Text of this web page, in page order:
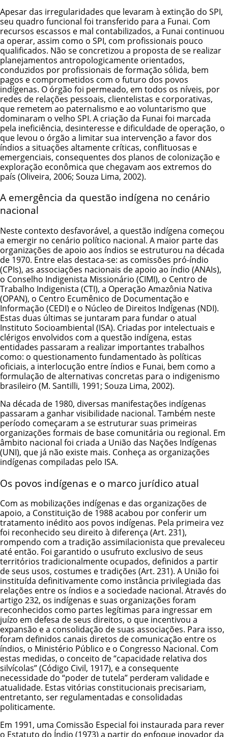
Apesar das irregularidades que levaram à extinção do SPI,
seu quadro funcional foi transferido para a Funai. Com
recursos escassos e mal contabilizados, a Funai continuou
a operar, assim como o SPI, com profissionais pouco
qualificados. Não se concretizou a proposta de se realizar
planejamentos antropologicamente orientados,
conduzidos por profissionais de formação sólida, bem
pagos e comprometidos com o futuro dos povos
indígenas. O órgão foi permeado, em todos os níveis, por
redes de relações pessoais, clientelistas e corporativas,
que remetem ao paternalismo e ao voluntarismo que
dominaram o velho SPI. A criação da Funai foi marcada
pela ineficiência, desinteresse e dificuldade de operação, o
que levou o órgão a limitar sua intervenção a favor dos
índios a situações altamente críticas, conflituosas e
emergenciais, consequentes dos planos de colonização e
exploração econômica que chegavam aos extremos do
país (Oliveira, 2006; Souza Lima, 2002).
A emergência da questão indígena no cenário
nacional
Neste contexto desfavorável, a questão indígena começou
a emergir no cenário político nacional. A maior parte das
organizações de apoio aos índios se estruturou na década
de 1970. Entre elas destaca-se: as comissões pró-índio
(CPIs), as associações nacionais de apoio ao índio (ANAIs),
o Conselho Indigenista Missionário (CIMI), o Centro de
Trabalho Indigenista (CTI), a Operação Amazônia Nativa
(OPAN), o Centro Ecumênico de Documentação e
Informação (CEDI) e o Núcleo de Direitos Indígenas (NDI).
Estas duas últimas se juntaram para fundar o atual
Instituto Socioambiental (ISA). Criadas por intelectuais e
clérigos envolvidos com a questão indígena, estas
entidades passaram a realizar importantes trabalhos
como: o questionamento fundamentado às políticas
oficiais, a interlocução entre índios e Funai, bem como a
formulação de alternativas concretas para o indigenismo
brasileiro (M. Santilli, 1991; Souza Lima, 2002).
Na década de 1980, diversas manifestações indígenas
passaram a ganhar visibilidade nacional. Também neste
período começaram a se estruturar suas primeiras
organizações formais de base comunitária ou regional. Em
âmbito nacional foi criada a União das Nações Indígenas
(UNI), que já não existe mais. Conheça as organizações
indígenas compiladas pelo ISA.
Os povos indígenas e o marco jurídico atual
Com as mobilizações indígenas e das organizações de
apoio, a Constituição de 1988acabou por conferir um
tratamento inédito aos povos indígenas. Pela primeira vez
foi reconhecido seu direito à diferença (Art. 231),
rompendo com a tradição assimilacionista que prevaleceu
até então. Foi garantido o usufruto exclusivo de seus
territórios tradicionalmente ocupados, definidos a partir
de seus usos, costumes e tradições (Art. 231). A União foi
instituída definitivamente como instância privilegiada das
relações entre os índios e a sociedade nacional. Através do
artigo 232, os indígenas e suas organizações foram
reconhecidos como partes legítimas para ingressar em
juízo em defesa de seus direitos, o que incentivou a
expansão e a consolidação de suas associações. Para isso,
foram definidos canais diretos de comunicação entre os
índios, o Ministério Público e o Congresso Nacional. Com
estas medidas, o conceito de “capacidade relativa dos
silvícolas” (Código Civil, 1917), e a consequente
necessidade do “poder de tutela” perderam validade e
atualidade. Estas vitórias constitucionais precisariam,
entretanto, ser regulamentadas e consolidadas
politicamente.
Em 1991, uma Comissão Especial foi instaurada para rever
o Estatuto do Índio (1973) a partir do enfoque inovador da